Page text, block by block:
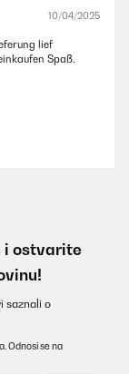
10/04/2025
lief
Spaß.
i ostvarite
saznali o
Odnosi se na